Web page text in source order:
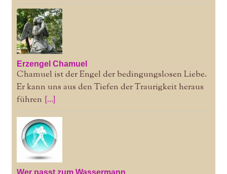
Erzengel Chamuel
Chamuel ist der Engel der bedingungslosen Liebe.
Er kann uns aus den Tiefen der Traurigkeit heraus
führen [...]